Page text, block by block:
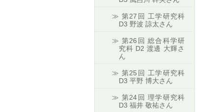
第27回 工学研究科
D3 野波 諒太さん
第26回 総合科学研
究科 D2 渡邊 大輝さ
ん
第25回 工学研究科
D3 平野 博大さん
第24回 理学研究科
D3 福井 敬祐さん